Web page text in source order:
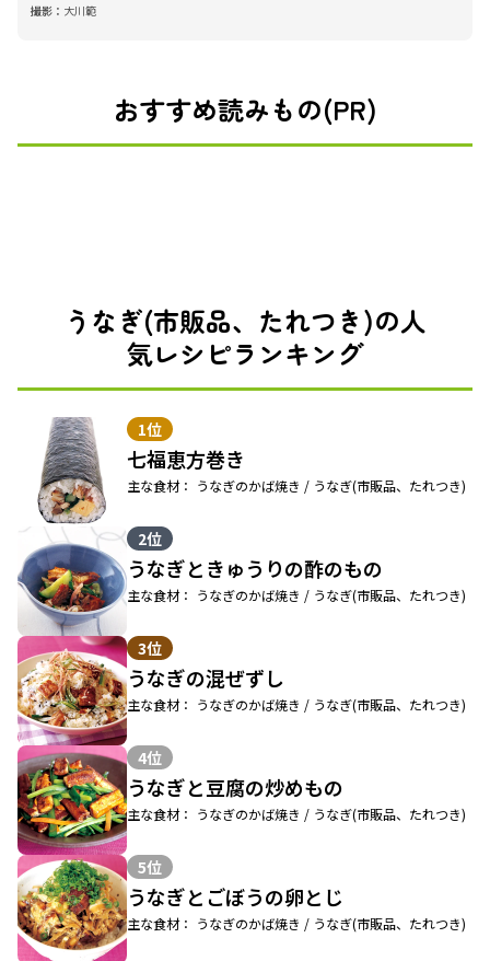
撮影： 大川範
おすすめ読みもの(PR)
うなぎ(市販品、たれつき)の人
気レシピランキング
1位
七福恵方巻き
主な食材： うなぎのかば焼き / うなぎ(市販品、たれつき)
2位
うなぎときゅうりの酢のもの
主な食材： うなぎのかば焼き / うなぎ(市販品、たれつき)
3位
うなぎの混ぜずし
主な食材： うなぎのかば焼き / うなぎ(市販品、たれつき)
4位
うなぎと豆腐の炒めもの
主な食材： うなぎのかば焼き / うなぎ(市販品、たれつき)
5位
うなぎとごぼうの卵とじ
主な食材： うなぎのかば焼き / うなぎ(市販品、たれつき)